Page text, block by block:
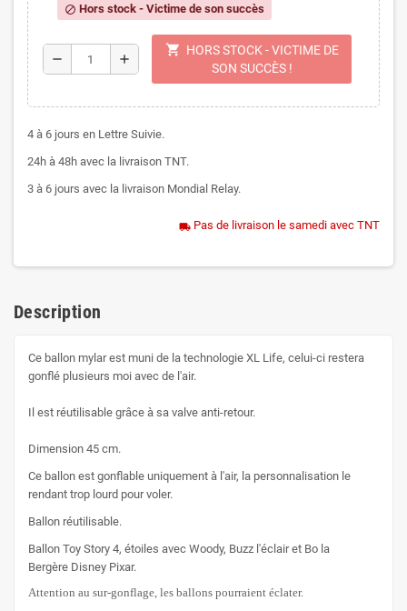
block Hors stock - Victime de son succès
remove add
shopping_cart
SON SUCCÈS !
4 à 6 jours en Lettre Suivie.
24h à 48h avec la livraison TNT.
3 à 6 jours avec la livraison Mondial Relay.
local_shipping Pas de livraison le samedi avec TNT
Description
Ce ballon mylar est muni de la technologie XL Life, celui-ci restera
gonflé plusieurs moi avec de l'air.
Il est réutilisable grâce à sa valve anti-retour.
Dimension 45 cm.
Ce ballon est gonflable uniquement à l'air, la personnalisation le
rendant trop lourd pour voler.
Ballon réutilisable.
Ballon Toy Story 4, étoiles avec Woody, Buzz l'éclair et Bo la
Bergère Disney Pixar.
Attention au sur-gonflage, les ballons pourraient éclater.